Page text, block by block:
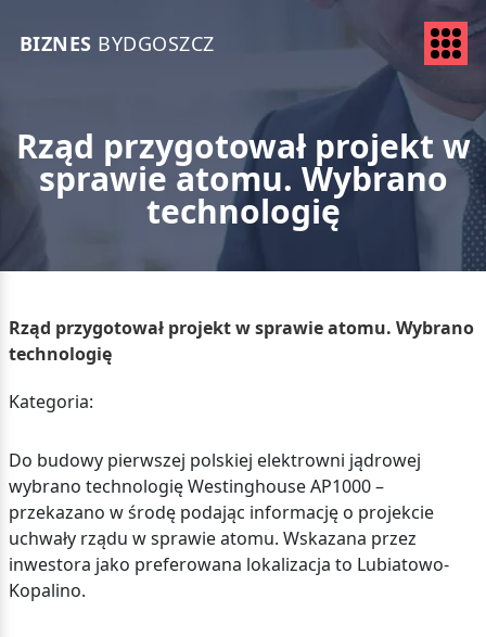
BIZNES BYDGOSZCZ
Rząd przygotował projekt w
sprawie atomu. Wybrano
technologię
Rząd przygotował projekt w sprawie atomu. Wybrano
technologię
Kategoria:
Do budowy pierwszej polskiej elektrowni jądrowej
wybrano technologię Westinghouse AP1000 –
przekazano w środę podając informację o projekcie
uchwały rządu w sprawie atomu. Wskazana przez
inwestora jako preferowana lokalizacja to Lubiatowo-
Kopalino.